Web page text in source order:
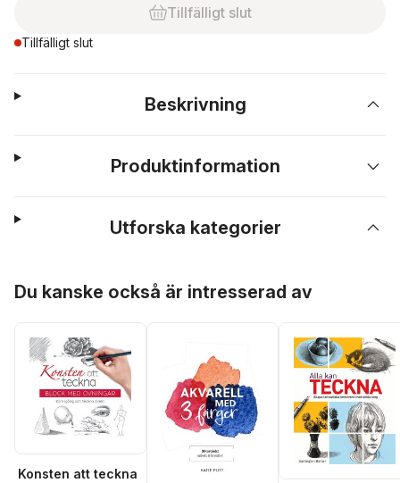
Tillfälligt slut
Tillfälligt slut
Beskrivning
Produktinformation
Utforska kategorier
Du kanske också är intresserad av
Konsten att teckna